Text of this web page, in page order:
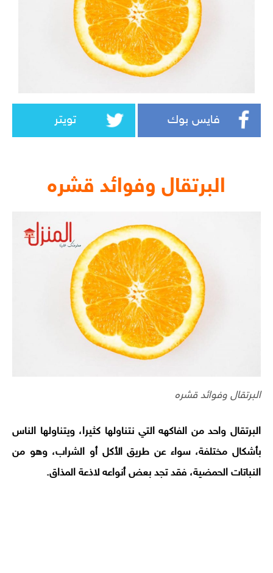
فايس بوك تويتر
البرتقال وفوائد قشره
البرتقال وفوائد قشره
البرتقال واحد من الفاكهه التي نتناولها كثيرا، ويتناولها الناس
بأشكال مختلفة، سواء عن طريق الأكل أو الشراب، وهو من
النباتات الحمضية، فقد تجد بعض أنواعه لاذعة المذاق.